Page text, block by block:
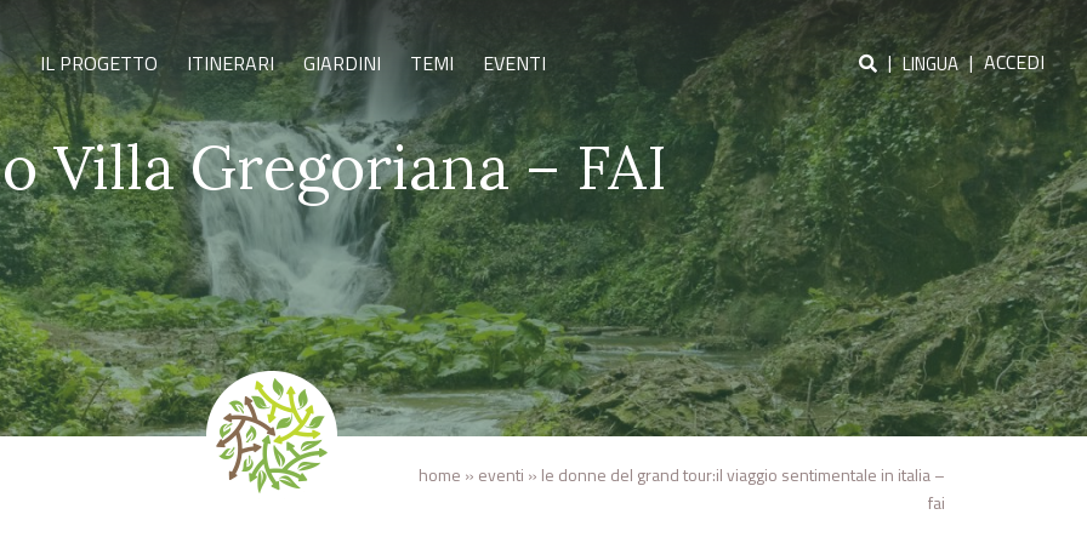
IL PROGETTO ITINERARI GIARDINI TEMI EVENTI | LINGUA | ACCEDI
Villa Gregoriana – FAI
home » eventi » le donne del grand tour:il viaggio sentimentale in italia –
fai